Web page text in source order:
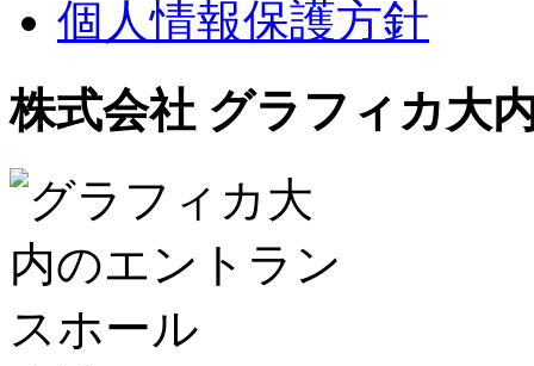
個人情報保護方針
株式会社 グラフィカ大